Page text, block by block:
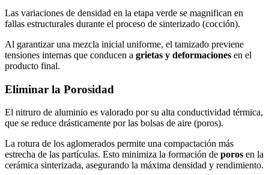
Las variaciones de densidad en la etapa verde se magnifican en
fallas estructurales durante el proceso de sinterizado (cocción).
Al garantizar una mezcla inicial uniforme, el tamizado previene
tensiones internas que conducen a grietas y deformaciones en el
producto final.
Eliminar la Porosidad
El nitruro de aluminio es valorado por su alta conductividad térmica,
que se reduce drásticamente por las bolsas de aire (poros).
La rotura de los aglomerados permite una compactación más
estrecha de las partículas. Esto minimiza la formación de poros en la
cerámica sinterizada, asegurando la máxima densidad y rendimiento.